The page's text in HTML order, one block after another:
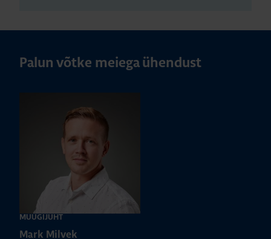
Palun võtke meiega ühendust
MÜÜGIJUHT
Mark Milvek